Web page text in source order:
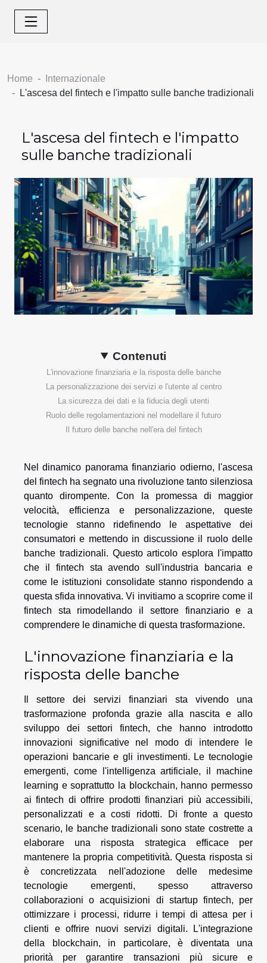
Home
Internazionale
L'ascesa del fintech e l'impatto sulle banche tradizionali
L'ascesa del fintech e l'impatto
sulle banche tradizionali
Contenuti
L'innovazione finanziaria e la risposta delle banche
La personalizzazione dei servizi e l'utente al centro
La sicurezza dei dati e la fiducia degli utenti
Ruolo delle regolamentazioni nel modellare il futuro
Il futuro delle banche nell'era del fintech
Nel dinamico panorama finanziario odierno, l'ascesa
del fintech ha segnato una rivoluzione tanto silenziosa
quanto dirompente. Con la promessa di maggior
velocità, efficienza e personalizzazione, queste
tecnologie stanno ridefinendo le aspettative dei
consumatori e mettendo in discussione il ruolo delle
banche tradizionali. Questo articolo esplora l'impatto
che il fintech sta avendo sull'industria bancaria e
come le istituzioni consolidate stanno rispondendo a
questa sfida innovativa. Vi invitiamo a scoprire come il
fintech sta rimodellando il settore finanziario e a
comprendere le dinamiche di questa trasformazione.
L'innovazione finanziaria e la
risposta delle banche
Il settore dei servizi finanziari sta vivendo una
trasformazione profonda grazie alla nascita e allo
sviluppo dei settori fintech, che hanno introdotto
innovazioni significative nel modo di intendere le
operazioni bancarie e gli investimenti. Le tecnologie
emergenti, come l'intelligenza artificiale, il machine
learning e soprattutto la blockchain, hanno permesso
ai fintech di offrire prodotti finanziari più accessibili,
personalizzati e a costi ridotti. Di fronte a questo
scenario, le banche tradizionali sono state costrette a
elaborare una risposta strategica efficace per
mantenere la propria competitività. Questa risposta si
è concretizzata nell'adozione delle medesime
tecnologie emergenti, spesso attraverso
collaborazioni o acquisizioni di startup fintech, per
ottimizzare i processi, ridurre i tempi di attesa per i
clienti e offrire nuovi servizi digitali. L'integrazione
della blockchain, in particolare, è diventata una
priorità per garantire transazioni più sicure e